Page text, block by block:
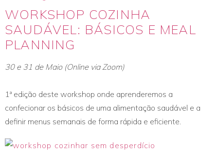
WORKSHOP COZINHA
SAUDÁVEL: BÁSICOS E MEAL
PLANNING
30 e 31 de Maio (Online via Zoom)
1ª edição deste workshop onde aprenderemos a
confecionar os básicos de uma alimentação saudável e a
definir menus semanais de forma rápida e eficiente.